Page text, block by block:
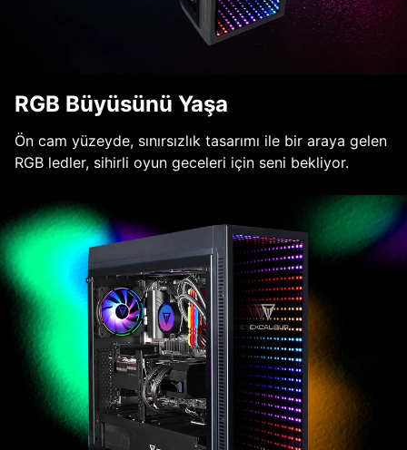
RGB Büyüsünü Yaşa
Ön cam yüzeyde, sınırsızlık tasarımı ile bir araya gelen
RGB ledler, sihirli oyun geceleri için seni bekliyor.